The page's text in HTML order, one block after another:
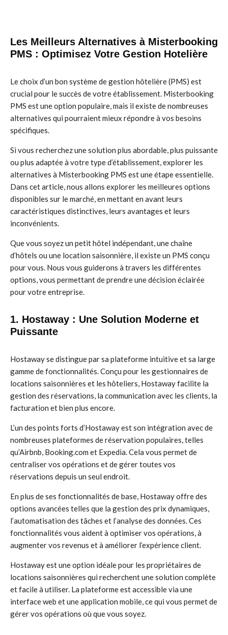
Les Meilleurs Alternatives à Misterbooking
PMS : Optimisez Votre Gestion Hotelière
Le choix d’un bon système de gestion hôtelière (PMS) est
crucial pour le succès de votre établissement. Misterbooking
PMS est une option populaire, mais il existe de nombreuses
alternatives qui pourraient mieux répondre à vos besoins
spécifiques.
Si vous recherchez une solution plus abordable, plus puissante
ou plus adaptée à votre type d’établissement, explorer les
alternatives à Misterbooking PMS est une étape essentielle.
Dans cet article, nous allons explorer les meilleures options
disponibles sur le marché, en mettant en avant leurs
caractéristiques distinctives, leurs avantages et leurs
inconvénients.
Que vous soyez un petit hôtel indépendant, une chaîne
d’hôtels ou une location saisonnière, il existe un PMS conçu
pour vous. Nous vous guiderons à travers les différentes
options, vous permettant de prendre une décision éclairée
pour votre entreprise.
1. Hostaway : Une Solution Moderne et
Puissante
Hostaway se distingue par sa plateforme intuitive et sa large
gamme de fonctionnalités. Conçu pour les gestionnaires de
locations saisonnières et les hôteliers, Hostaway facilite la
gestion des réservations, la communication avec les clients, la
facturation et bien plus encore.
L’un des points forts d’Hostaway est son intégration avec de
nombreuses plateformes de réservation populaires, telles
qu’Airbnb, Booking.com et Expedia. Cela vous permet de
centraliser vos opérations et de gérer toutes vos
réservations depuis un seul endroit.
En plus de ses fonctionnalités de base, Hostaway offre des
options avancées telles que la gestion des prix dynamiques,
l’automatisation des tâches et l’analyse des données. Ces
fonctionnalités vous aident à optimiser vos opérations, à
augmenter vos revenus et à améliorer l’expérience client.
Hostaway est une option idéale pour les propriétaires de
locations saisonnières qui recherchent une solution complète
et facile à utiliser. La plateforme est accessible via une
interface web et une application mobile, ce qui vous permet de
gérer vos opérations où que vous soyez.